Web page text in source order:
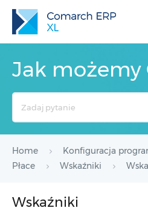
Jak możemy
Home Konfiguracja
Płace
Wskaźniki
Wskaźniki